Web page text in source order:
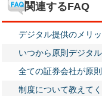
関連するFAQ
デジタル提供のメリ
いつから原則デジタ
全ての証券会社が原
制度について教えてく